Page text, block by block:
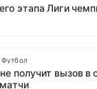
этапа Лиги
Футбол
получит вызов